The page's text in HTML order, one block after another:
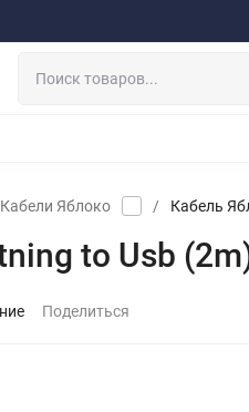
Кабели Яблоко / Кабель
to Usb
Поделиться